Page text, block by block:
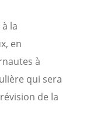
la
en
à
qui sera
de la